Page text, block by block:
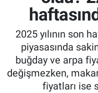
2025 yılının son
piyasasında
buğday ve arpa
değişmezken,
fiyatları ise
Tarım Kredi
Pankobirlik